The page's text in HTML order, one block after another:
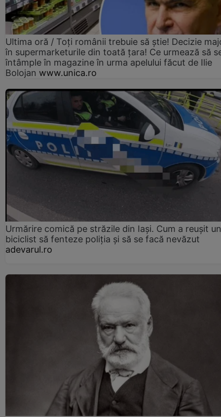
Ultima oră / Toți românii trebuie să știe! Decizie
în supermarketurile din toată țara! Ce urmează să
întâmple în magazine în urma apelului făcut de Ilie
Bolojan www.unica.ro
Urmărire comică pe străzile din Iași. Cum a reușit un
biciclist să fenteze poliția și să se facă nevăzut
adevarul.ro